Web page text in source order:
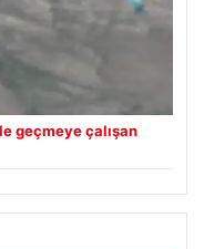
geçmeye çalışan